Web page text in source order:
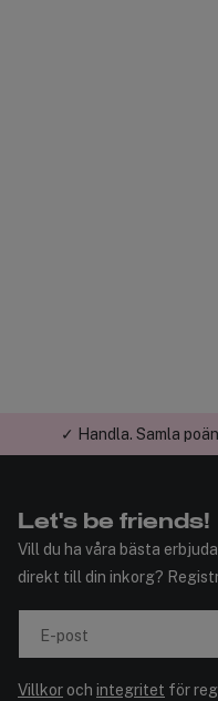
✓ Handla. Samla
Let's be friends!
Vill du ha våra bästa
direkt till din inkorg?
E-post
Villkor och integritet för